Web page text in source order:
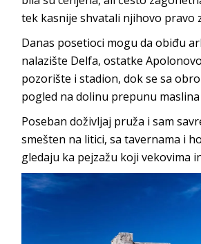
tek kasnije shvatali njihovo pravo
Danas posetioci mogu da obiđu
nalazište Delfa, ostatke
pozorište i stadion, dok se sa
pogled na dolinu prepunu
Poseban doživljaj pruža i sam
smešten na litici, sa tavernama i
gledaju ka pejzažu koji vekovima